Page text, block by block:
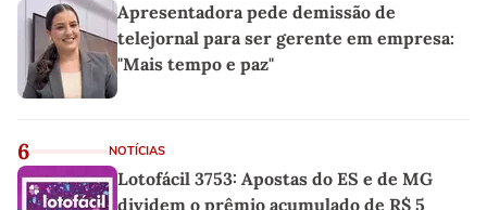
Apresentadora pede demissão de
telejornal para ser gerente em empresa:
"Mais tempo e paz"
6 NOTÍCIAS
Lotofácil 3753: Apostas do ES e de MG
dividem o prêmio acumulado de R$ 5